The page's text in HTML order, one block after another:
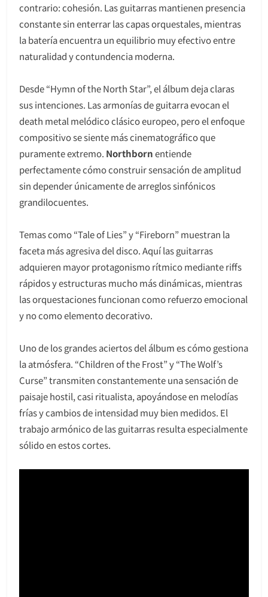
contrario: cohesión. Las guitarras mantienen presencia
constante sin enterrar las capas orquestales, mientras
la batería encuentra un equilibrio muy efectivo entre
naturalidad y contundencia moderna.
Desde “Hymn of the North Star”, el álbum deja claras
sus intenciones. Las armonías de guitarra evocan el
death metal melódico clásico europeo, pero el enfoque
compositivo se siente más cinematográfico que
puramente extremo. Northbornentiende
perfectamente cómo construir sensación de amplitud
sin depender únicamente de arreglos sinfónicos
grandilocuentes.
Temas como “Tale of Lies” y “Fireborn” muestran la
faceta más agresiva del disco. Aquí las guitarras
adquieren mayor protagonismo rítmico mediante riffs
rápidos y estructuras mucho más dinámicas, mientras
las orquestaciones funcionan como refuerzo emocional
y no como elemento decorativo.
Uno de los grandes aciertos del álbum es cómo gestiona
la atmósfera. “Children of the Frost” y “The Wolf’s
Curse” transmiten constantemente una sensación de
paisaje hostil, casi ritualista, apoyándose en melodías
frías y cambios de intensidad muy bien medidos. El
trabajo armónico de las guitarras resulta especialmente
sólido en estos cortes.